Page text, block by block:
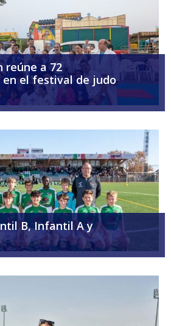
reúne a 72
el festival de judo
B, Infantil A y